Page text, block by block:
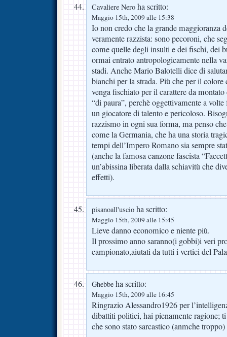
Cavaliere Nero ha scritto:
Maggio 15th, 2009 alle 15:38
Io non credo che la grande maggioranza
veramente razzista: sono pecoroni, che
come quelle degli insulti e dei fischi, dei
ormai entrato antropologicamente nella
stadi. Anche Mario Balotelli dice di
bianchi per la strada. Più che per il colore
venga fischiato per il carattere da
“di paura”, perchè oggettivamente a
un giocatore di talento e pericoloso.
razzismo in ogni sua forma, ma penso
come la Germania, che ha una storia
tempi dell’Impero Romano sia sempre
(anche la famosa canzone fascista
un’abissina liberata dalla schiavitù che
effetti).
pisanoall'uscio ha scritto:
Maggio 15th, 2009 alle 15:45
Lieve danno economico e niente più.
Il prossimo anno saranno(i gobbi)i veri
campionato,aiutati da tutti i vertici del
Ghebbe ha scritto:
Maggio 15th, 2009 alle 16:45
Ringrazio Alessandro1926 per
dibattiti politici, hai pienamente ragione;
che sono stato sarcastico (anmche